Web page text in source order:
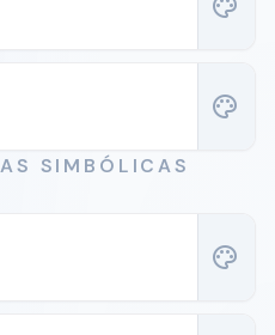
palette
SIMBÓLICAS
palette